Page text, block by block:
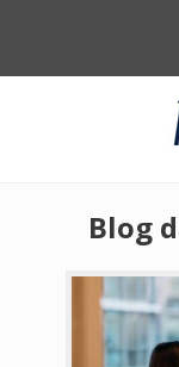
Blog